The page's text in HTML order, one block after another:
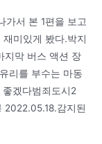
가서 본 1편을 보고
미있게 봤다.박지
지막 버스 액션 장
리를 부수는 마동
겠다범죄도시2
2022.05.18.감지된